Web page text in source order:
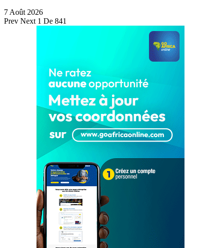
7 Août 2026
Prev Next 1 De 841